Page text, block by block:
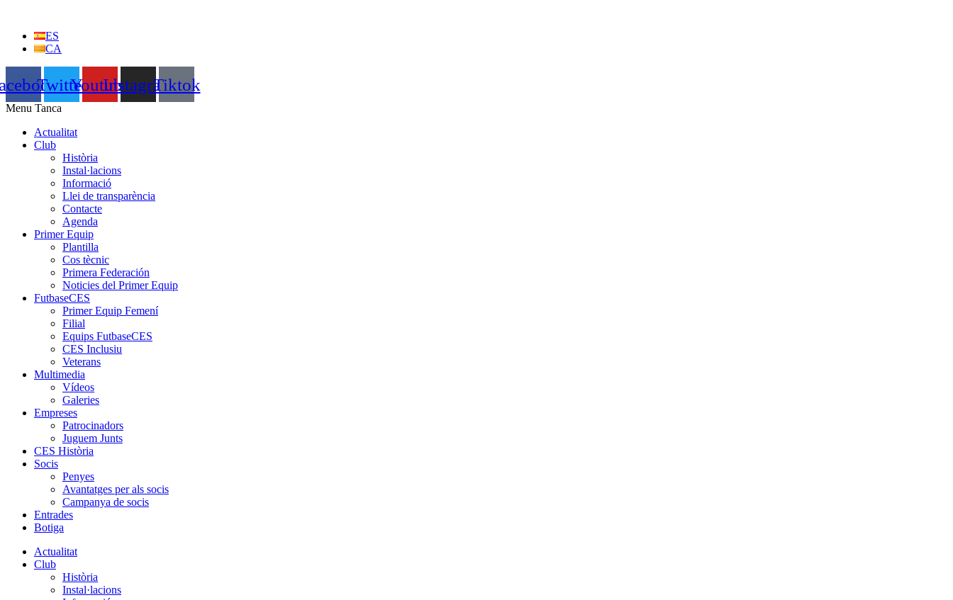
contingutES
CA
TwitterYoutubeInstagramTiktok
Menu Tanca
Actualitat
Club
Història
Instal·lacions
Informació
Llei de transparència
Contacte
Agenda
Primer Equip
Plantilla
Cos tècnic
Primera Federación
Noticies del Primer Equip
FutbaseCES
Primer Equip Femení
Filial
Equips FutbaseCES
CES Inclusiu
Veterans
Multimedia
Vídeos
Galeries
Empreses
Patrocinadors
Juguem Junts
CES Història
Socis
Penyes
Avantatges per als socis
Campanya de socis
Entrades
Botiga
Actualitat
Club
Història
Instal·lacions